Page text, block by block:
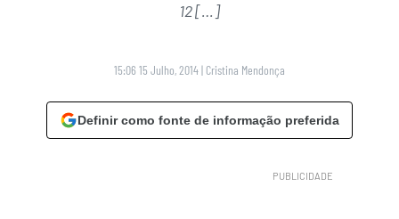
12 […]
15:06 15 Julho, 2014| Cristina Mendonça
Definir como fonte de informação preferida